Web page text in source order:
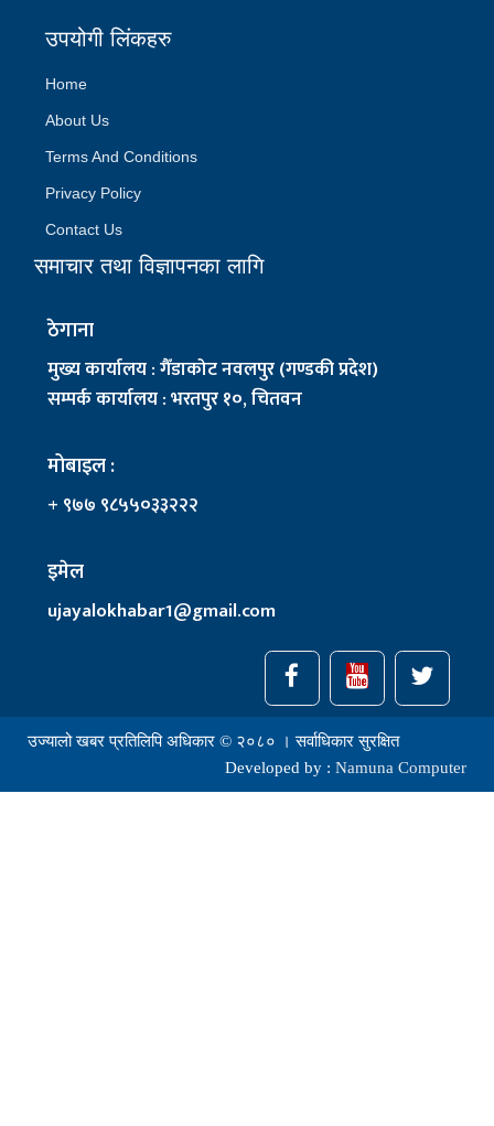
उपयोगी लिंकहरु
Home
About Us
Terms And Conditions
Privacy Policy
Contact Us
समाचार तथा विज्ञापनका लागि
ठेगाना
मुख्य कार्यालय : गैँडाकोट नवलपुर (गण्डकी प्रदेश)
सम्पर्क कार्यालय : भरतपुर १०, चितवन
मोबाइल :
+ ९७७ ९८५५०३३२२२
इमेल
ujayalokhabar1@gmail.com
उज्यालो खबर प्रतिलिपि अधिकार © २०८० । सर्वाधिकार सुरक्षित
Developed by : Namuna Computer